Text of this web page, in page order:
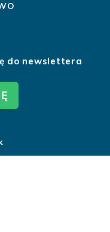
do newslettera